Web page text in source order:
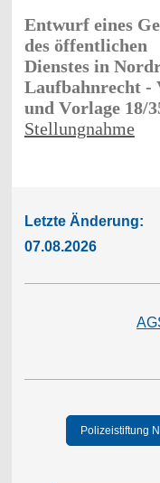
Entwurf eines
des öffentlichen
Dienstes in
Laufbahnrecht -
und Vorlage 18/
Stellungnahme
Letzte Änderung:
07.08.2026
Polizeistiftung